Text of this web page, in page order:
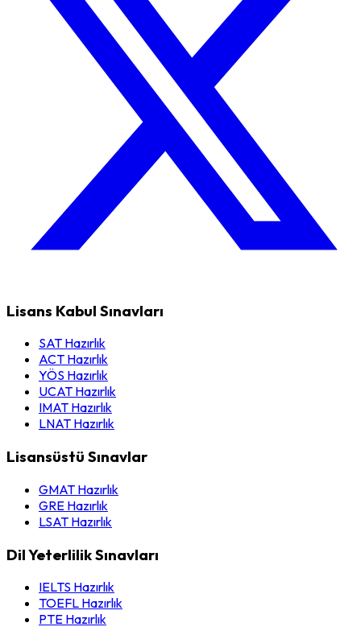
Lisans Kabul Sınavları
SAT Hazırlık
ACT Hazırlık
YÖS Hazırlık
UCAT Hazırlık
IMAT Hazırlık
LNAT Hazırlık
Lisansüstü Sınavlar
GMAT Hazırlık
GRE Hazırlık
LSAT Hazırlık
Dil Yeterlilik Sınavları
IELTS Hazırlık
TOEFL Hazırlık
PTE Hazırlık